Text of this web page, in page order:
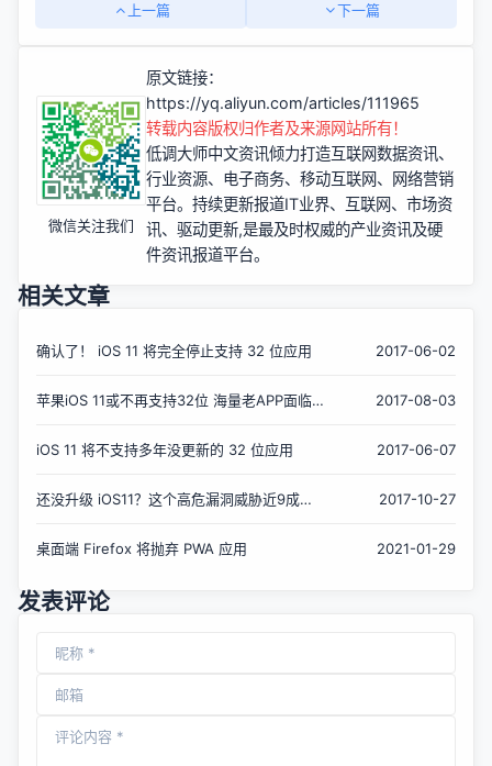
上一篇 下一篇
微信关注我们
原文链接：
https://yq.aliyun.com/articles/111965
转载内容版权归作者及来源网站所有！
低调大师中文资讯倾力打造互联网数据资讯、
行业资源、电子商务、移动互联网、网络营销
平台。持续更新报道IT业界、互联网、市场资
讯、驱动更新,是最及时权威的产业资讯及硬
件资讯报道平台。
相关文章
确认了！ iOS 11 将完全停止支持 32 位应用 2017-06-02
苹果iOS 11或不再支持32位 海量老APP面临作
2017-08-03
iOS 11 将不支持多年没更新的 32 位应用 2017-06-07
还没升级 iOS11？这个高危漏洞威胁近9成
2017-10-27
桌面端 Firefox 将抛弃 PWA 应用 2021-01-29
发表评论